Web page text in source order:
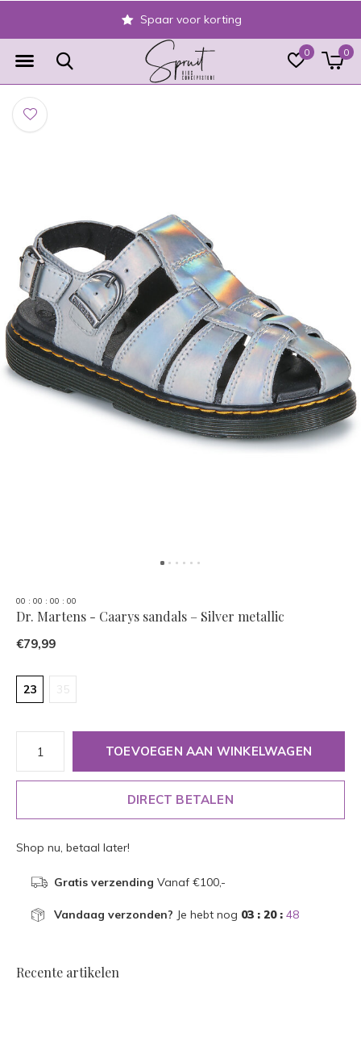
0 0
Spaar voor korting
00 : 00 : 00 : 00
Dr. Martens - Caarys sandals – Silver metallic
€79,99
23 35
TOEVOEGEN AAN WINKELWAGEN
DIRECT BETALEN
Shop nu, betaal later!
Gratis verzending Vanaf €100,-
Vandaag verzonden? Je hebt nog 03 : 20 : 48
Recente artikelen